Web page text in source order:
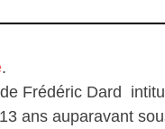
.
Frédéric Dard
ans auparavant